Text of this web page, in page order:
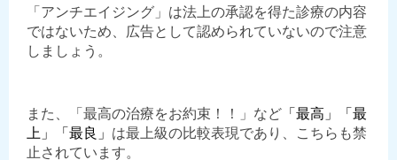
「アンチエイジング」は法上の承認を得た診療の内容
ではないため、広告として認められていないので注意
しましょう。
また、「最高の治療をお約束！！」など 「最高」「最
上」「最良」 は最上級の比較表現であり、こちらも禁
止されています。